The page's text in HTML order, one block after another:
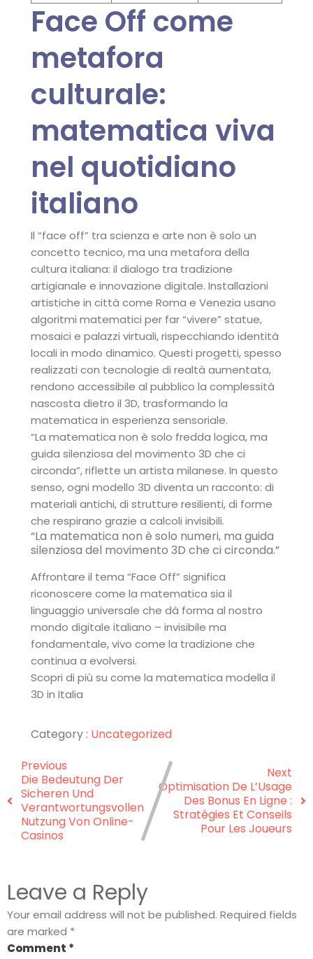
Face Off come
metafora
culturale:
matematica viva
nel quotidiano
italiano
Il “face off” tra scienza e arte non è solo un
concetto tecnico, ma una metafora della
cultura italiana: il dialogo tra tradizione
artigianale e innovazione digitale. Installazioni
artistiche in città come Roma e Venezia usano
algoritmi matematici per far “vivere” statue,
mosaici e palazzi virtuali, rispecchiando identità
locali in modo dinamico. Questi progetti, spesso
realizzati con tecnologie di realtà aumentata,
rendono accessibile al pubblico la complessità
nascosta dietro il 3D, trasformando la
matematica in esperienza sensoriale.
“La matematica non è solo fredda logica, ma
guida silenziosa del movimento 3D che ci
circonda”, riflette un artista milanese. In questo
senso, ogni modello 3D diventa un racconto: di
materiali antichi, di strutture resilienti, di forme
che respirano grazie a calcoli invisibili.
“La matematica non è solo numeri, ma guida
silenziosa del movimento 3D che ci circonda.”
Affrontare il tema “Face Off” significa
riconoscere come la matematica sia il
linguaggio universale che dà forma al nostro
mondo digitale italiano – invisibile ma
fondamentale, vivo come la tradizione che
continua a evolversi.
Scopri di più su come la matematica modella il
3D in Italia
Category : Uncategorized
Previous
Die Bedeutung Der
Sicheren Und
Verantwortungsvollen
Nutzung Von Online-
Casinos
Next
Optimisation De L’Usage
Des Bonus En Ligne :
Stratégies Et Conseils
Pour Les Joueurs
Leave a Reply
Your email address will not be published. Required fields
are marked *
Comment *